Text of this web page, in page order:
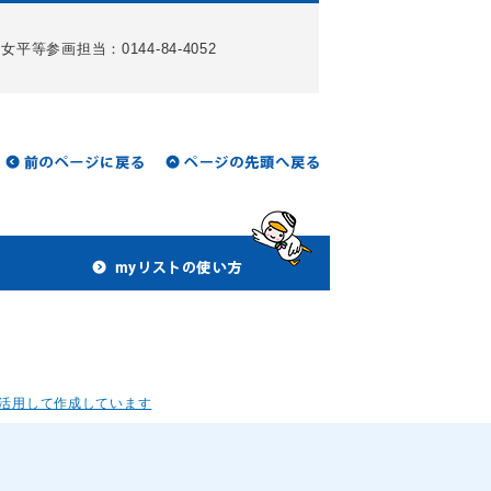
平等参画担当：0144-84-4052
用して作成しています